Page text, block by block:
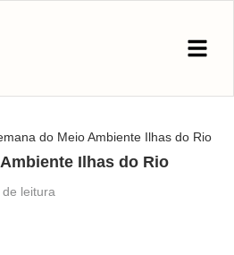
do Meio Ambiente Ilhas do Rio
Ilhas do Rio
leitura